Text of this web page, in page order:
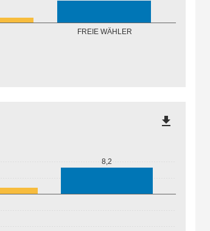
FREIE WÄHLER
8,2
file_download